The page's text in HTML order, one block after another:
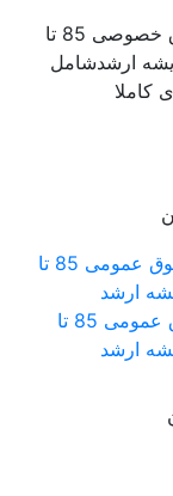
بانک سوالات کارشناسی ارشد حقوق خصوصی 85 تا
ارشدشامل
های کاملا
بانک سوالات کارشناسی ارشد حقوق عمومی 85 تا